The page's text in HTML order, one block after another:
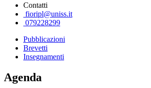
Contatti
fioripl@uniss.it
079228299
Pubblicazioni
Brevetti
Insegnamenti
Agenda